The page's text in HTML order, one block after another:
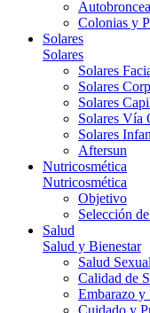
Colonias y
Solares
Solares
Solares
Solares
Solares
Solares Vía
Solares
Aftersun
Nutricosmética
Nutricosmética
Objetivo
Selección
Salud
Salud y Bienestar
Salud Sexual
Calidad de
Embarazo y
Cuidado y